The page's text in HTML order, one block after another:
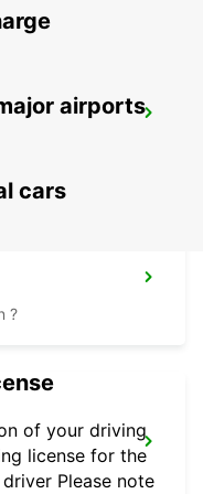
airports
cars
?
of your driving
license for the
Please note